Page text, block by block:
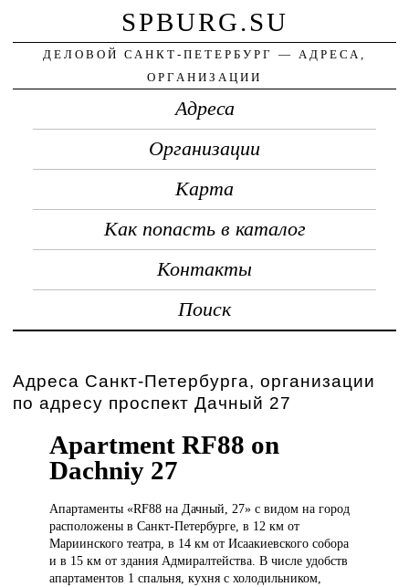
SPBURG.SU
ДЕЛОВОЙ САНКТ-ПЕТЕРБУРГ — АДРЕСА,
ОРГАНИЗАЦИИ
Адреса
Организации
Карта
Как попасть в каталог
Контакты
Поиск
Адреса Санкт-Петербурга, организации
по адресу проспект Дачный 27
Apartment RF88 on
Dachniy 27
Апартаменты «RF88на Дачный, 27» с видом на город
расположены в Санкт-Петербурге, в 12 км от
Мариинского театра, в 14 км от Исаакиевского собора
и в 15 км от здания Адмиралтейства. В числе удобств
апартаментов 1 спальня, кухня с холодильником,